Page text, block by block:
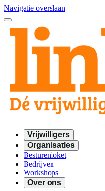
Navigatie overslaan
Vrijwilligers
Organisaties
Besturenloket
Bedrijven
Workshops
Over ons